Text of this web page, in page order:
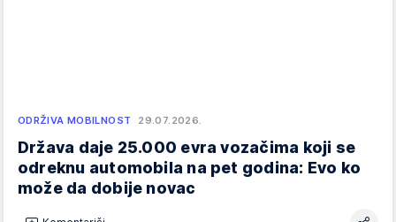
ODRŽIVA MOBILNOST 29.07.2026.
Država daje 25.000 evra vozačima koji se
odreknu automobila na pet godina: Evo ko
može da dobije novac